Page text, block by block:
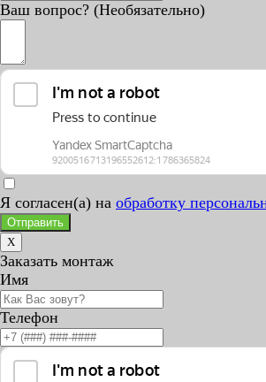
Ваш вопрос? (Необязательно)
Я согласен(а) на обработку
Отправить
X
Заказать монтаж
Имя
Телефон